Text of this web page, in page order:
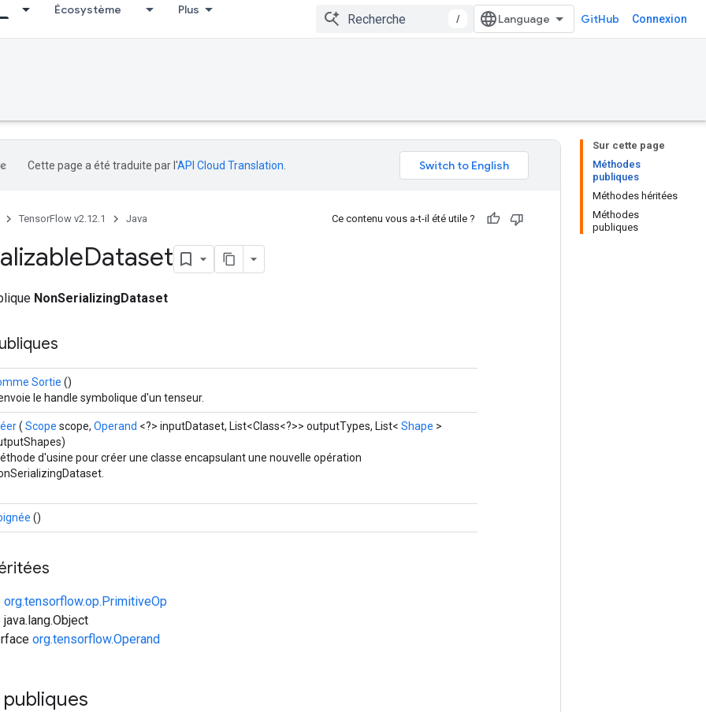
Écosystème Plus
/ GitHub Connexion
Sur cette page
Méthodes
publiques
Méthodes héritées
Méthodes
publiques
Cette page a été traduite par l'API Cloud Translation
TensorFlow v2.12.1 Java Ce contenu vous a-t-il été utile ?
Dataset
NonSerializingDataset
Sortie ()
le handle symbolique d'un tenseur.
( Scope scope, Operand <?> inputDataset, List<Class<?>> outputTypes, List< Shape >
d'usine pour créer une classe encapsulant une nouvelle opération
()
org.tensorflow.op.PrimitiveOp
org.tensorflow.Operand